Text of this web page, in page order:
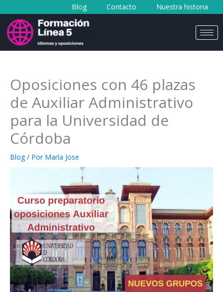
contenido
Blog Contacto Nuestra historia
Oposiciones con 46 plazas
de Auxiliar Administrativo
para la Universidad de
Córdoba
Blog/ Por María Jose